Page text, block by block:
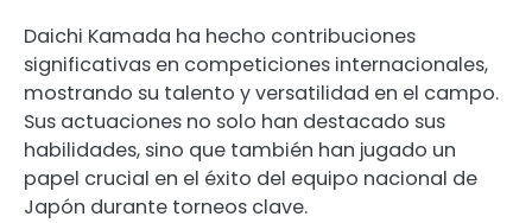
Daichi Kamada ha hecho contribuciones
significativas en competiciones internacionales,
mostrando su talento y versatilidad en el campo.
Sus actuaciones no solo han destacado sus
habilidades, sino que también han jugado un
papel crucial en el éxito del equipo nacional de
Japón durante torneos clave.